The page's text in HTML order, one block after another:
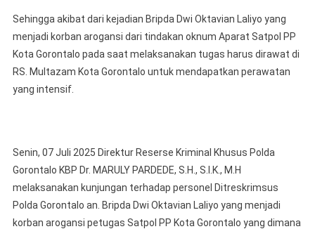
Sehingga akibat dari kejadian Bripda Dwi Oktavian Laliyo yang
menjadi korban arogansi dari tindakan oknum Aparat Satpol PP
Kota Gorontalo pada saat melaksanakan tugas harus dirawat di
RS. Multazam Kota Gorontalo untuk mendapatkan perawatan
yang intensif.
Senin, 07 Juli 2025 Direktur Reserse Kriminal Khusus Polda
Gorontalo KBP Dr. MARULY PARDEDE, S.H., S.I.K., M.H
melaksanakan kunjungan terhadap personel Ditreskrimsus
Polda Gorontalo an. Bripda Dwi Oktavian Laliyo yang menjadi
korban arogansi petugas Satpol PP Kota Gorontalo yang dimana